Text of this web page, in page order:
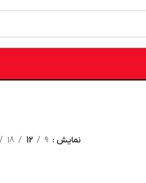
نمایش 9
12
18